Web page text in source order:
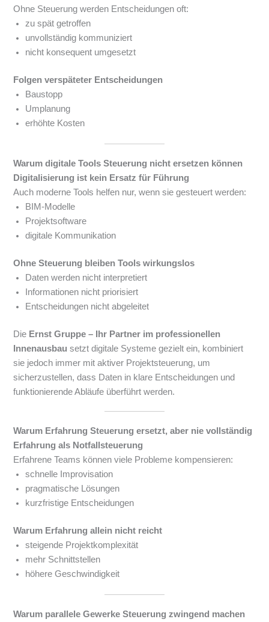
Ohne Steuerung werden Entscheidungen oft:
zu spät getroffen
unvollständig kommuniziert
nicht konsequent umgesetzt
Folgen verspäteter Entscheidungen
Baustopp
Umplanung
erhöhte Kosten
Warum digitale Tools Steuerung nicht ersetzen können
Digitalisierung ist kein Ersatz für Führung
Auch moderne Tools helfen nur, wenn sie gesteuert werden:
BIM-Modelle
Projektsoftware
digitale Kommunikation
Ohne Steuerung bleiben Tools wirkungslos
Daten werden nicht interpretiert
Informationen nicht priorisiert
Entscheidungen nicht abgeleitet
Die Ernst Gruppe – Ihr Partner im professionellen
Innenausbau setzt digitale Systeme gezielt ein, kombiniert
sie jedoch immer mit aktiver Projektsteuerung, um
sicherzustellen, dass Daten in klare Entscheidungen und
funktionierende Abläufe überführt werden.
Warum Erfahrung Steuerung ersetzt, aber nie vollständig
Erfahrung als Notfallsteuerung
Erfahrene Teams können viele Probleme kompensieren:
schnelle Improvisation
pragmatische Lösungen
kurzfristige Entscheidungen
Warum Erfahrung allein nicht reicht
steigende Projektkomplexität
mehr Schnittstellen
höhere Geschwindigkeit
Warum parallele Gewerke Steuerung zwingend machen